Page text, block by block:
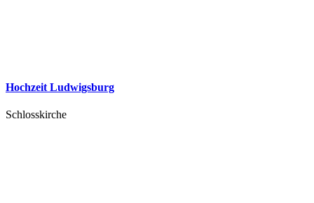
Hochzeit Ludwigsburg
Schlosskirche